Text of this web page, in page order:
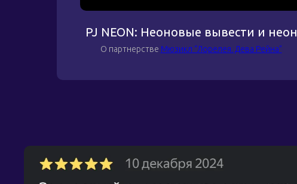
PJ NEON: Неоновые вывести и неон
О партнерстве Мюзикл “Лорелея. Дева Рейна”